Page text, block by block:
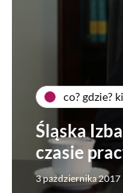
co? gdzie?
Śląska
czasie
3 października 2017